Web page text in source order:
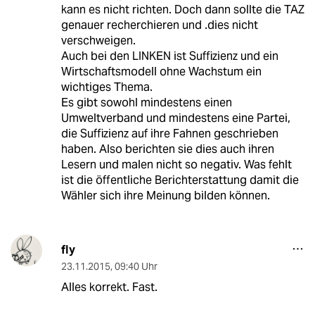
kann es nicht richten. Doch dann sollte die TAZ
genauer recherchieren und .dies nicht
verschweigen.
Auch bei den LINKEN ist Suffizienz und ein
Wirtschaftsmodell ohne Wachstum ein
wichtiges Thema.
Es gibt sowohl mindestens einen
Umweltverband und mindestens eine Partei,
die Suffizienz auf ihre Fahnen geschrieben
haben. Also berichten sie dies auch ihren
Lesern und malen nicht so negativ. Was fehlt
ist die öffentliche Berichterstattung damit die
Wähler sich ihre Meinung bilden können.
fly
23.11.2015, 09:40 Uhr
Alles korrekt. Fast.